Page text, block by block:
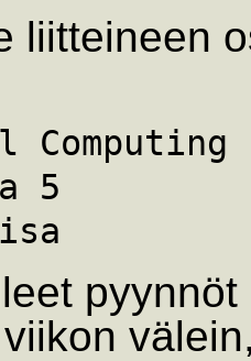
liitteineen
Computing
5